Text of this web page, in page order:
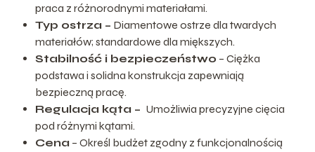
praca z różnorodnymi materiałami.
Typ ostrza – Diamentowe ostrze dla twardych
materiałów; standardowe dla miększych.
Stabilność i bezpieczeństwo – Ciężka
podstawa i solidna konstrukcja zapewniają
bezpieczną pracę.
Regulacja kąta – Umożliwia precyzyjne cięcia
pod różnymi kątami.
Cena – Określ budżet zgodny z funkcjonalnością